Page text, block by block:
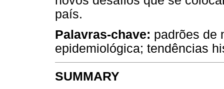
país.
Palavras-chave: padrões de
epidemiológica; tendências
SUMMARY